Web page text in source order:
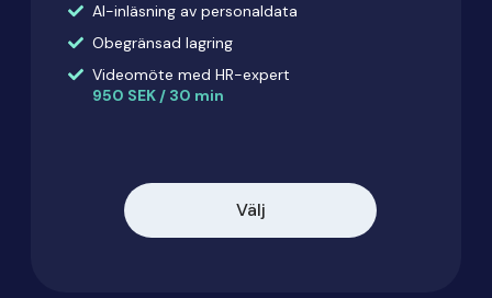
AI-inläsning av personaldata
Obegränsad lagring
Videomöte med HR-expert
950 SEK / 30 min
Välj